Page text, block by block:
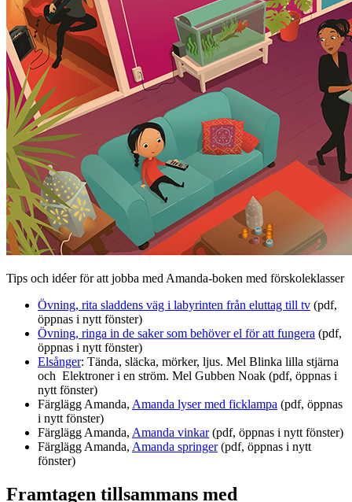
Tips och idéer för att jobba med Amanda-boken med förskoleklasser
Övning, rita sladdens väg i labyrinten från eluttag till tv (pdf,
öppnas i nytt fönster)
Övning, ringa in de saker som behöver el för att fungera (pdf,
öppnas i nytt fönster)
Elsånger: Tända, släcka, mörker, ljus. Mel Blinka lilla stjärna
och Elektroner i en ström. Mel Gubben Noak (pdf, öppnas i
nytt fönster)
Färglägg Amanda, Amanda lyser med ficklampa (pdf, öppnas
i nytt fönster)
Färglägg Amanda, Amanda vinkar(pdf, öppnas i nytt fönster)
Färglägg Amanda, Amanda springer(pdf, öppnas i nytt
fönster)
Framtagen tillsammans med